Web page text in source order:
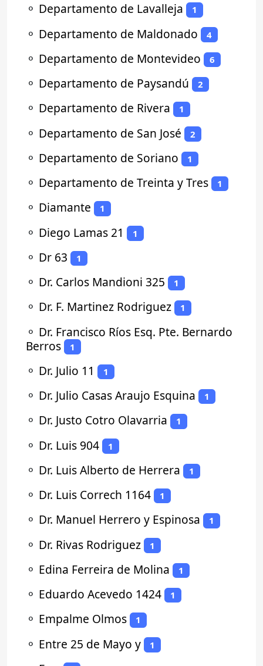
⚬ Departamento de Lavalleja 1
⚬ Departamento de Maldonado 4
⚬ Departamento de Montevideo 6
⚬ Departamento de Paysandú 2
⚬ Departamento de Rivera 1
⚬ Departamento de San José 2
⚬ Departamento de Soriano 1
⚬ Departamento de Treinta y Tres 1
⚬ Diamante 1
⚬ Diego Lamas 21 1
⚬ Dr 63 1
⚬ Dr. Carlos Mandioni 325 1
⚬ Dr. F. Martinez Rodriguez 1
⚬ Dr. Francisco Ríos Esq. Pte. Bernardo
Berros
1
⚬ Dr. Julio 11 1
⚬ Dr. Julio Casas Araujo Esquina 1
⚬ Dr. Justo Cotro Olavarria 1
⚬ Dr. Luis 904 1
⚬ Dr. Luis Alberto de Herrera 1
⚬ Dr. Luis Correch 1164 1
⚬ Dr. Manuel Herrero y Espinosa 1
⚬ Dr. Rivas Rodriguez 1
⚬ Edina Ferreira de Molina 1
⚬ Eduardo Acevedo 1424 1
⚬ Empalme Olmos 1
⚬ Entre 25 de Mayo y 1